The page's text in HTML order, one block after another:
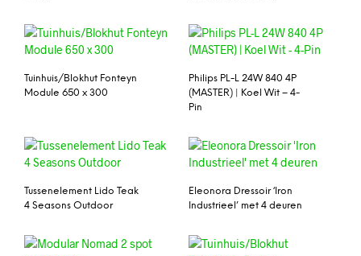
Tuinhuis/Blokhut Fonteyn
Module 650 x 300
Philips PL-L 24W 840 4P
(MASTER) | Koel Wit – 4-
Pin
Tussenelement Lido Teak
4 Seasons Outdoor
Eleonora Dressoir ‘Iron
Industrieel’ met 4 deuren